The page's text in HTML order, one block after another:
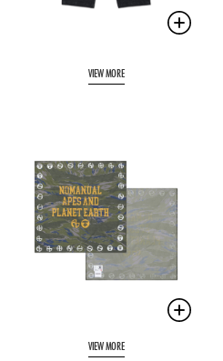
VIEW MORE
VIEW MORE